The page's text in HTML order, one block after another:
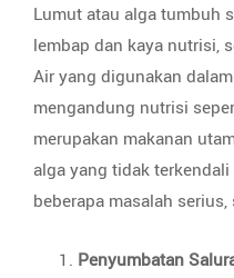
Lumut atau alga tumbuh
lembap dan kaya nutrisi,
Air yang digunakan
mengandung nutrisi
merupakan makanan
alga yang tidak
beberapa masalah serius,
Penyumbatan